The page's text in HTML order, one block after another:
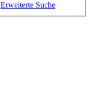
Erweiterte Suche